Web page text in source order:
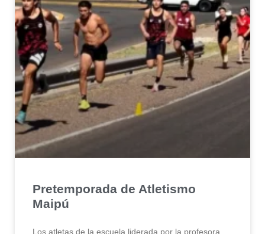
Pretemporada de Atletismo
Maipú
Los atletas de la escuela liderada por la profesora